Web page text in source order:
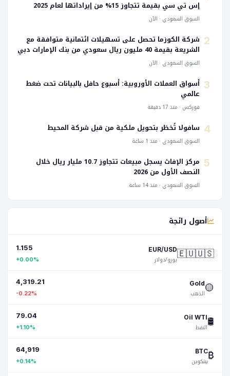
إس تي سي بقيمة تتجاوز 15% من إيراداتها لعام 2025
السوق السعودي · الآن
2 شركة الكوزما تحصل على تسهيلات ائتمانية متوافقة مع
الشريعة بقيمة 40 مليون ريال سعودي من بنك الإمارات دبي
الوطني
السوق السعودي · الآن
3 أسواق العملات الأوروبية: أسبوع حافل بالبيانات تحت ضغط
عالمي
فوركس · منذ 17 دقيقة
4 سافولا تُخطَر بتحويل ملكية من قبل شركة المحيط
السوق السعودي · منذ 1 ساعة
5
مركز الإفاث يسجل مبيعات تتجاوز 10.7 مليار ريال خلال
النصف الأول من 2026
السوق السعودي · منذ 14 ساعة
أصول رائجة
🇪🇺🇺🇸
EUR/USD
يورو/دولار
1.155
+0.00%
🟡
Gold
الذهب
4,319.21
-0.22%
🛢️
Oil WTI
النفط
79.04
+1.10%
₿
BTC
بيتكوين
64,919
+0.14%